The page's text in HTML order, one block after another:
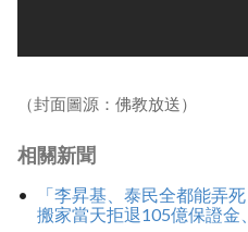
（封面圖源：佛教放送）
相關新聞
「李昇基、泰民全都能弄
搬家當天拒退105億保證金